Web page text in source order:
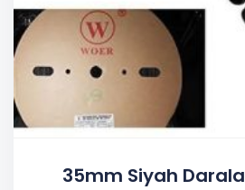
35mm Siyah